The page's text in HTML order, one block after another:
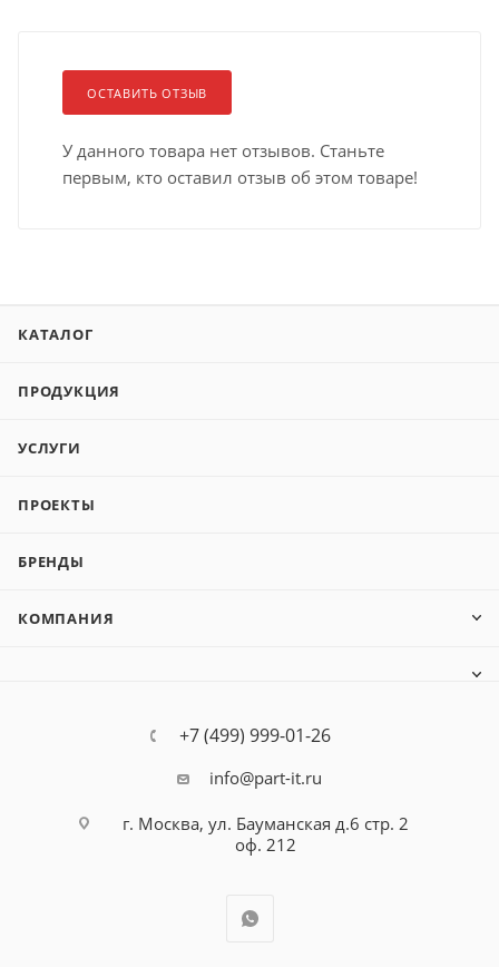
ОСТАВИТЬ ОТЗЫВ
У данного товара нет отзывов. Станьте
первым, кто оставил отзыв об этом товаре!
КАТАЛОГ
ПРОДУКЦИЯ
УСЛУГИ
ПРОЕКТЫ
БРЕНДЫ
КОМПАНИЯ
+7 (499) 999-01-26
info@part-it.ru
г. Москва, ул. Бауманская д.6 стр. 2
оф. 212